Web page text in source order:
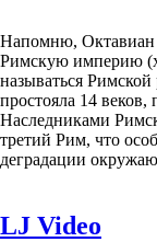
Напомню, Октавиан
Римскую империю
называться
простояла 14 веков,
Наследниками
третий Рим, что
деградации
LJ Video